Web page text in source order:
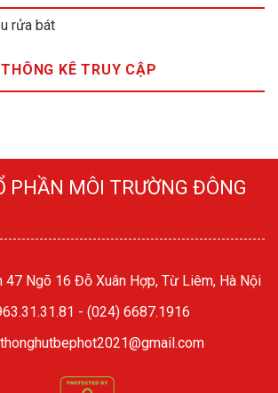
rửa bát
THÔNG KÊ TRUY CẬP
PHẦN MÔI TRƯỜNG ĐÔNG
47 Ngõ 16 Đỗ Xuân Hợp, Từ Liêm, Hà Nội
- (024) 6687.1916